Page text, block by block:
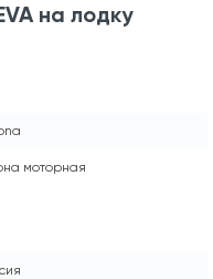
на лодку
моторная